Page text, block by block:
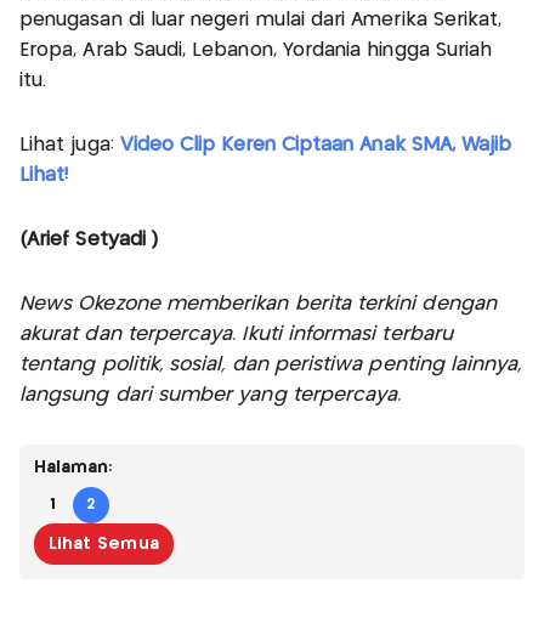
penugasan di luar negeri mulai dari Amerika Serikat,
Eropa, Arab Saudi, Lebanon, Yordania hingga Suriah
itu.
Lihat juga: Video Clip Keren Ciptaan Anak SMA, Wajib
Lihat!
(Arief Setyadi )
News Okezone memberikan berita terkini dengan
akurat dan terpercaya. Ikuti informasi terbaru
tentang politik, sosial, dan peristiwa penting lainnya,
langsung dari sumber yang terpercaya.
Halaman:
1 2
Lihat Semua